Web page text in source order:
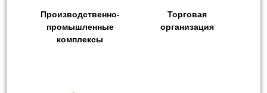
Производственно-
промышленные
комплексы
Торговая
организация